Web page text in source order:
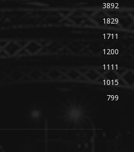
3892
1829
1711
1200
1111
1015
799